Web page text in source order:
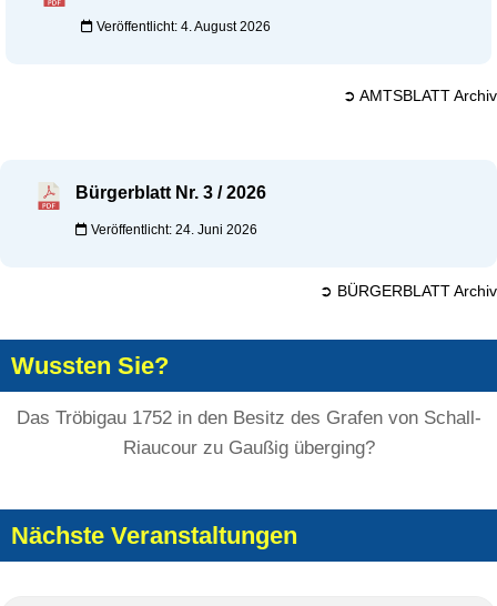
Veröffentlicht: 4. August 2026
➲ AMTSBLATT Archiv
Bürgerblatt Nr. 3 / 2026
Veröffentlicht: 24. Juni 2026
➲ BÜRGERBLATT Archiv
Wussten Sie?
Das Tröbigau 1752 in den Besitz des Grafen von Schall-
Riaucour zu Gaußig überging?
Nächste Veranstaltungen